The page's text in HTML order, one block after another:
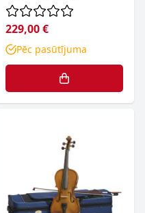
229,00 €
Pēc pasūtījuma